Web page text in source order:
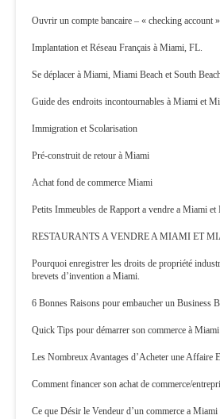
Ouvrir un compte bancaire – « checking account
Implantation et Réseau Français à Miami, FL.
Se déplacer à Miami, Miami Beach et South
Guide des endroits incontournables à Miami et
Immigration et Scolarisation
Pré-construit de retour à Miami
Achat fond de commerce Miami
Petits Immeubles de Rapport a vendre a Miami et
RESTAURANTS A VENDRE A MIAMI ET
Pourquoi enregistrer les droits de propriété
brevets d’invention a Miami.
6 Bonnes Raisons pour embaucher un Business
Quick Tips pour démarrer son commerce à
Les Nombreux Avantages d’Acheter une Affaire
Comment financer son achat de commerce/
Ce que Désir le Vendeur d’un commerce a Miami